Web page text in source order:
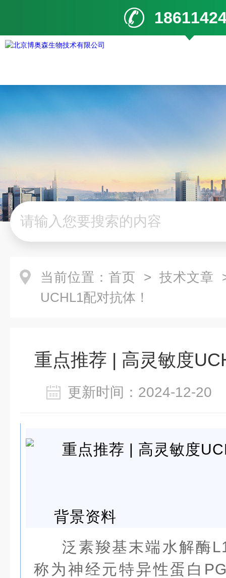
当前位置： 首页 > 技术文章
UCHL1配对抗体！
重点推荐 | 高灵敏度
更新时间：2024-12-
背景资料
泛素羧基末端水解酶
称为神经元特异性蛋白